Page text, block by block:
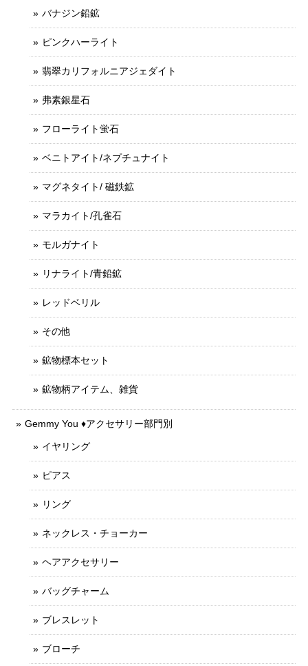
バナジン鉛鉱
ピンクハーライト
翡翠カリフォルニアジェダイト
弗素銀星石
フローライト蛍石
ベニトアイト/ネプチュナイト
マグネタイト/ 磁鉄鉱
マラカイト/孔雀石
モルガナイト
リナライト/青鉛鉱
レッドベリル
その他
鉱物標本セット
鉱物柄アイテム、雑貨
Gemmy You ♦︎アクセサリー部門別
イヤリング
ピアス
リング
ネックレス・チョーカー
ヘアアクセサリー
バッグチャーム
ブレスレット
ブローチ